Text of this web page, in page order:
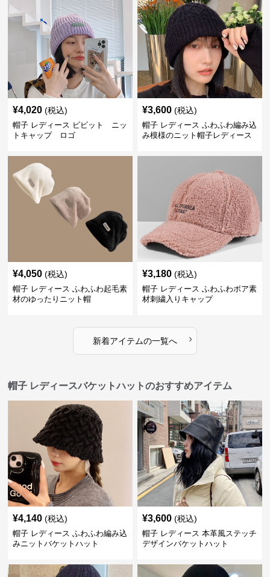
¥4,020 (税込)
帽子 レディース ビビット ニッ
トキャップ ロゴ
¥3,600 (税込)
帽子 レディース ふわふわ編み込
み模様のニット帽子レディース
¥4,050 (税込)
帽子 レディース ふわふわ起毛素
材のゆったりニット帽
¥3,180 (税込)
帽子 レディース ふわふわボア素
材刺繍入りキャップ
新着アイテムの一覧へ ›
帽子 レディースバケットハットのおすすめアイテム
¥4,140 (税込)
帽子 レディース ふわふわ編み込
みニットバケットハット
¥3,600 (税込)
帽子 レディース 本革風ステッチ
デザインバケットハット